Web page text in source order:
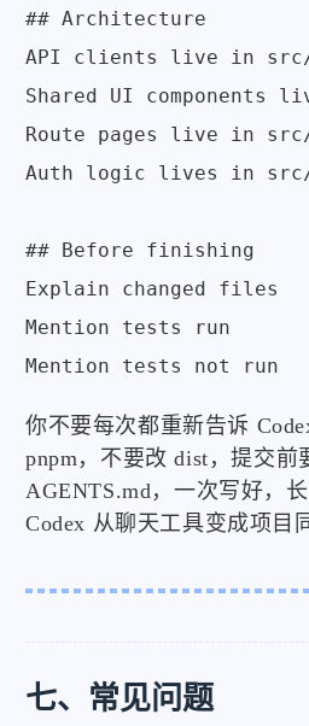
## Architecture
API clients live in
Shared UI components
Route pages live in src/
Auth logic lives in
## Before finishing
Explain changed files
Mention tests run
Mention tests not run
你不要每次都重新告诉
pnpm，不要改 dist，提交前
AGENTS.md，一次写好，
Codex 从聊天工具变成项目
七、常见问题